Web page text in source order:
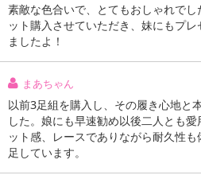
素敵な色合いで、とてもおしゃれで
ット購入させていただき、妹にもプ
ましたよ！
まあちゃん
以前3足組を購入し、その履き心地と
した。娘にも早速勧め以後二人とも
ット感、レースでありながら耐久性
足しています。